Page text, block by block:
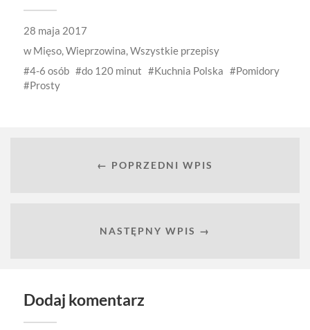
28 maja 2017
wMięso,Wieprzowina,Wszystkie przepisy
4-6 osób
do 120 minut Kuchnia Polska
Pomidory
Prosty
← POPRZEDNI WPIS
NASTĘPNY WPIS →
Dodaj komentarz